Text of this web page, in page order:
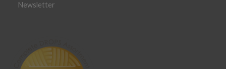
Newsletter